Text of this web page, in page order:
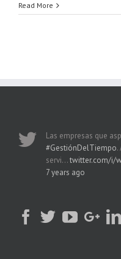
Read More
Las empresas que
#GestiónDelTiempo.
servi…twitter.com/i/
7 years ago